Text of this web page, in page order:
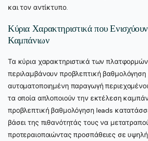
και τον αντίκτυπο.
Κύρια Χαρακτηριστικά που
Καμπάνιων
Τα κύρια χαρακτηριστικά των
περιλαμβάνουν προβλεπτική βαθμολόγηση
αυτοματοποιημένη παραγωγή
τα οποία απλοποιούν την εκτέλεση
προβλεπτική βαθμολόγηση leads
βάσει της πιθανότητάς τους να
προτεραιοποιώντας προσπάθειες σε